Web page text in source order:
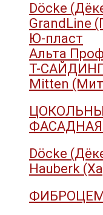
Döcke
GrandLine
Ю-пласт
Альта
Т-
Mitten
Döcke
Hauberk